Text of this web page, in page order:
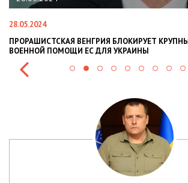
22.01.2024
НАЦПОЛІЦІЯ ЛЯКАЄ ГРОМАДЯН
СИТУАЦІЇ В РАЗІ МОБІЛІЗАЦІЇ